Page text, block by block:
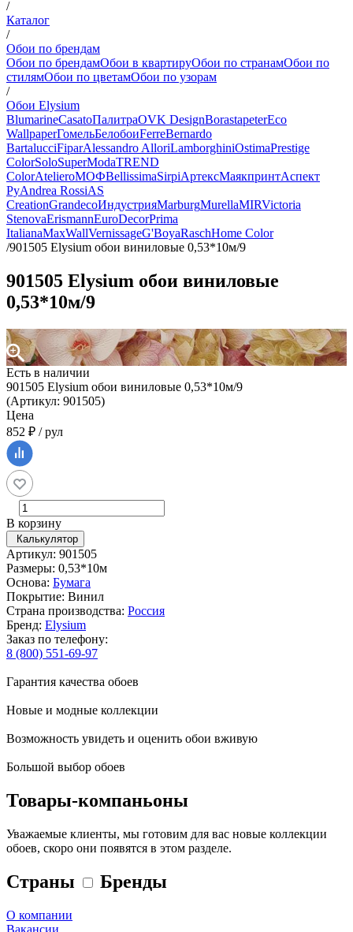
/
Каталог
/
Обои по брендам
Обои по брендамОбои в квартируОбои по странамОбои по
стилямОбои по цветамОбои по узорам
/
Обои Elysium
BlumarineCasatoПалитраOVK DesignBorastapeterEco
WallpaperГомельБелобоиFerreBernardo
BartalucciFiparAlessandro AlloriLamborghiniOstimaPrestige
ColorSoloSuperModaTREND
ColorAtelieroМОФBellissimaSirpiАртексМаякпринтАспект
РуAndrea RossiAS
CreationGrandecoИндустрияMarburgMurellaMIRVictoria
StenovaErismannEuroDecorPrima
ItalianaMaxWallVernissageG'BoyaRaschHome Color
/901505 Elysium обои виниловые 0,53*10м/9
901505 Elysium обои виниловые
0,53*10м/9
Есть в наличии
901505 Elysium обои виниловые 0,53*10м/9
(Артикул: 901505)
Цена
852 ₽ / рул
В корзину
Калькулятор
Артикул: 901505
Размеры: 0,53*10м
Основа: Бумага
Покрытие: Винил
Страна производства: Россия
Бренд: Elysium
Заказ по телефону:
8 (800) 551-69-97
Гарантия качества обоев
Новые и модные коллекции
Возможность увидеть и оценить обои вживую
Большой выбор обоев
Товары-компаньоны
Уважаемые клиенты, мы готовим для вас новые коллекции
обоев, скоро они появятся в этом разделе.
Страны Бренды
О компании
Вакансии